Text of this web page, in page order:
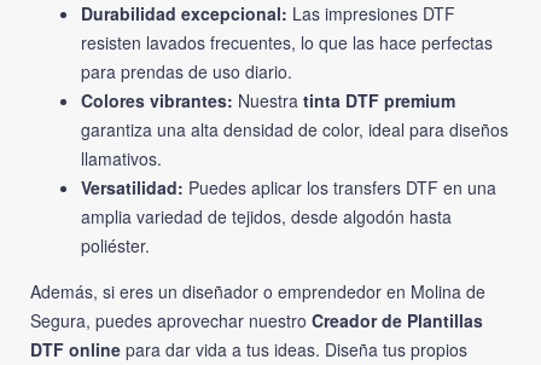
Durabilidad excepcional: Las impresiones DTF
resisten lavados frecuentes, lo que las hace perfectas
para prendas de uso diario.
Colores vibrantes: Nuestra tinta DTF premium
garantiza una alta densidad de color, ideal para diseños
llamativos.
Versatilidad: Puedes aplicar los transfers DTF en una
amplia variedad de tejidos, desde algodón hasta
poliéster.
Además, si eres un diseñador o emprendedor en Molina de
Segura, puedes aprovechar nuestro Creador de Plantillas
DTF online para dar vida a tus ideas. Diseña tus propios